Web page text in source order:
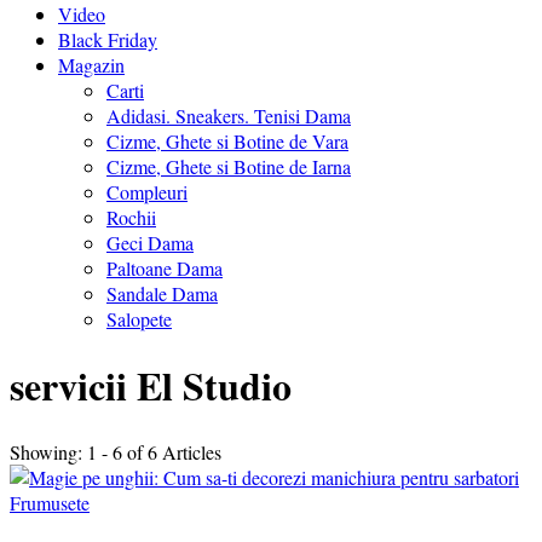
Video
Black Friday
Magazin
Carti
Adidasi. Sneakers. Tenisi Dama
Cizme, Ghete si Botine de Vara
Cizme, Ghete si Botine de Iarna
Compleuri
Rochii
Geci Dama
Paltoane Dama
Sandale Dama
Salopete
servicii El Studio
Showing: 1 - 6 of 6 Articles
Frumusete